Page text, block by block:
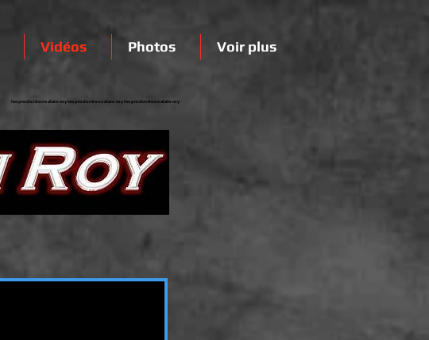
Vidéos Photos Voir plus
les productions alain roy les productions alain roy les productions alain roy